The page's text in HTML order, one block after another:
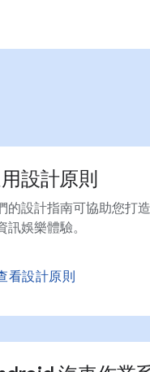
設計原則
的設計指南可協助您打
訊娛樂體驗。
看設計原則